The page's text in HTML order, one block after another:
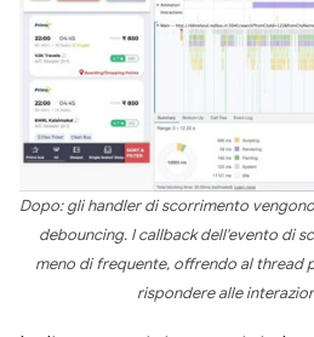
Dopo: gli handler di scorrimento
debouncing. I callback dell'evento di
meno di frequente, offrendo al thread
rispondere alle